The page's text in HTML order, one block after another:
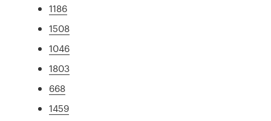
1186
1508
1046
1803
668
1459